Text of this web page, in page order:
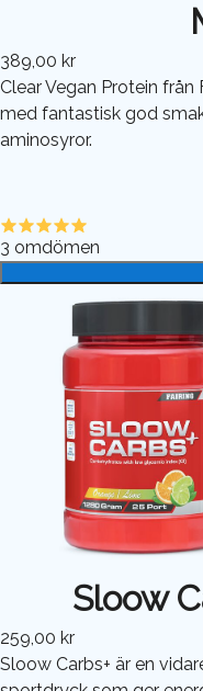
389,00 kr
Clear Vegan Protein från
med fantastisk god
aminosyror.
3 omdömen
Sloow
259,00 kr
Sloow Carbs+ är en